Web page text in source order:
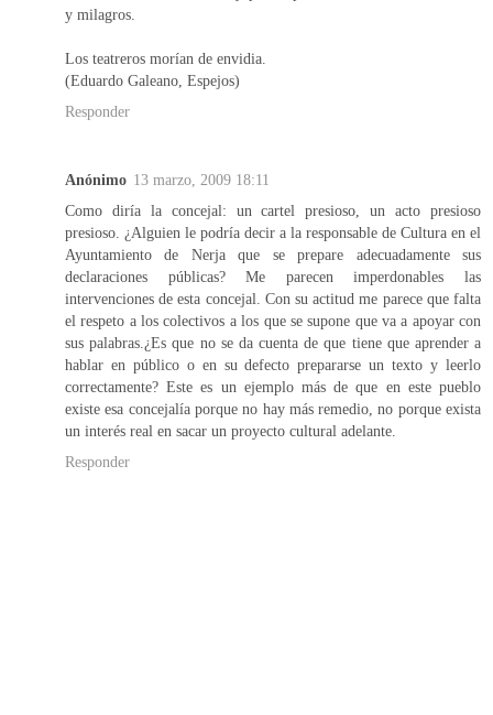
y milagros.
Los teatreros morían de envidia.
(Eduardo Galeano, Espejos)
Responder
Anónimo 13 marzo, 2009 18:11
Como diría la concejal: un cartel presioso, un acto presioso
presioso. ¿Alguien le podría decir a la responsable de Cultura en el
Ayuntamiento de Nerja que se prepare adecuadamente sus
declaraciones públicas? Me parecen imperdonables las
intervenciones de esta concejal. Con su actitud me parece que falta
el respeto a los colectivos a los que se supone que va a apoyar con
sus palabras.¿Es que no se da cuenta de que tiene que aprender a
hablar en público o en su defecto prepararse un texto y leerlo
correctamente? Este es un ejemplo más de que en este pueblo
existe esa concejalía porque no hay más remedio, no porque exista
un interés real en sacar un proyecto cultural adelante.
Responder